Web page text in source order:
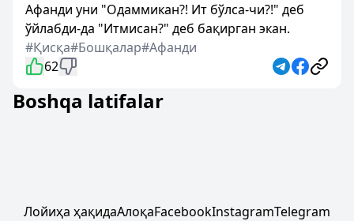
Афанди уни "Одаммикан?! Ит бўлса-чи?!" деб
ўйлабди-да "Итмисан?" деб бақирган экан.
#Қисқа#Бошқалар#Афанди
62
Boshqa latifalar
Лойиҳа ҳақидаАлоқаFacebookInstagramTelegram